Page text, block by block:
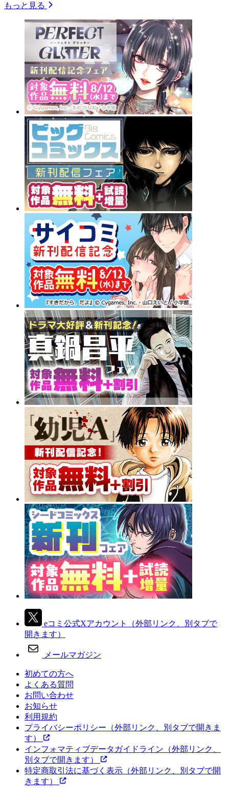
もっと見る
eコミ公式Xアカウント
（外部リンク、別タブで
開きます）
メールマガジン
初めての方へ
よくある質問
お問い合わせ
お知らせ
利用規約
プライバシーポリシー （外部リンク、別タブで開きま
す）
インフォマティブデータガイドライン （外部リンク、
別タブで開きます）
特定商取引法に基づく表示 （外部リンク、別タブで開
きます）